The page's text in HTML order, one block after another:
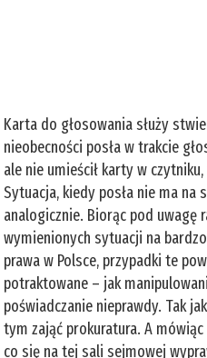
Karta do głosowania służy
nieobecności posła w trakcie
ale nie umieścił karty w
Sytuacja, kiedy posła nie ma
analogicznie. Biorąc pod uwagę
wymienionych sytuacji na
prawa w Polsce, przypadki te
potraktowane – jak
poświadczanie nieprawdy. Tak
tym zająć prokuratura. A
co się na tej sali sejmowej